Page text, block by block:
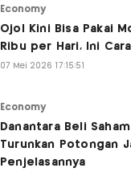
Economy
Ojol Kini Bisa Pakai
Ribu per Hari, Ini
07 Mei 2026 17:15:51
Economy
Danantara Beli
Turunkan Potongan
Penjelasannya